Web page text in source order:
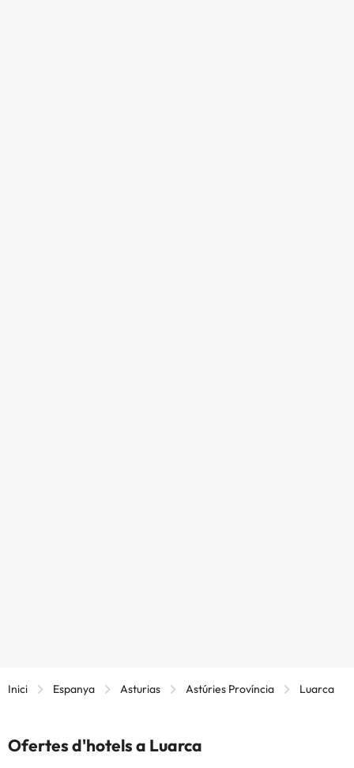
Inici Espanya Asturias Astúries Província Luarca
Ofertes d'hotels a Luarca